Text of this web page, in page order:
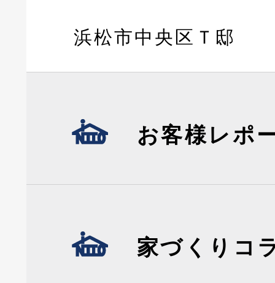
浜松市中央区Ｔ邸
お客様レポ
家づくりコ